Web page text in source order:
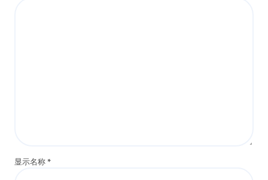
显示名称*